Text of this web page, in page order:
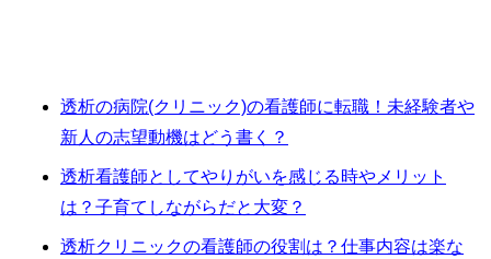
透析の病院(クリニック)の看護師に転職！未経験者や
新人の志望動機はどう書く？
透析看護師としてやりがいを感じる時やメリット
は？子育てしながらだと大変？
透析クリニックの看護師の役割は？仕事内容は楽な